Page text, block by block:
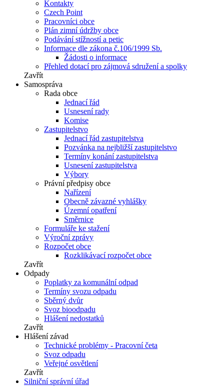
Kontakty
Czech Point
Pracovníci obce
Plán zimní údržby obce
Podávání stížností a petic
Informace dle zákona č.106/1999 Sb.
Žádosti o informace
Přehled dotací pro zájmová sdružení a spolky
Zavřít
Samospráva
Rada obce
Jednací řád
Usnesení rady
Komise
Zastupitelstvo
Jednací řád zastupitelstva
Pozvánka na nejbližší zastupitelstvo
Termíny konání zastupitelstva
Usnesení zastupitelstva
Výbory
Právní předpisy obce
Nařízení
Obecně závazné vyhlášky
Územní opatření
Směrnice
Formuláře ke stažení
Výroční zprávy
Rozpočet obce
Rozklikávací rozpočet obce
Zavřít
Odpady
Poplatky za komunální odpad
Termíny svozu odpadu
Sběrný dvůr
Svoz bioodpadu
Hlášení nedostatků
Zavřít
Hlášení závad
Technické problémy - Pracovní četa
Svoz odpadu
Veřejné osvětlení
Zavřít
Silniční správní úřad